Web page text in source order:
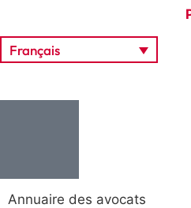
Français
Annuaire des avocats